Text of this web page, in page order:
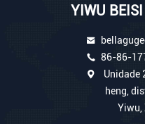
YIWU
86-86-
Unidade
heng,
Yiwu,